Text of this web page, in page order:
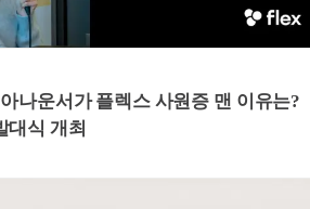
나운서가 플렉스 사원증 맨 이유는?
대식 개최